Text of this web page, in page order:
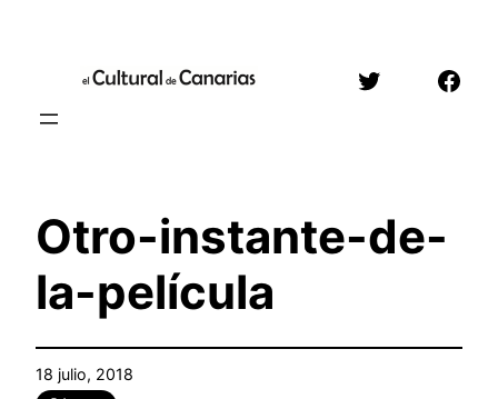
contenido
Twitter
Otro-instante-de-
la-película
18 julio, 2018